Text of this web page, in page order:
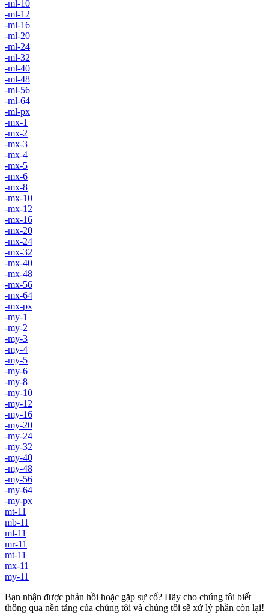
-ml-10
-ml-12
-ml-16
-ml-20
-ml-24
-ml-32
-ml-40
-ml-48
-ml-56
-ml-64
-ml-px
-mx-1
-mx-2
-mx-3
-mx-4
-mx-5
-mx-6
-mx-8
-mx-10
-mx-12
-mx-16
-mx-20
-mx-24
-mx-32
-mx-40
-mx-48
-mx-56
-mx-64
-mx-px
-my-1
-my-2
-my-3
-my-4
-my-5
-my-6
-my-8
-my-10
-my-12
-my-16
-my-20
-my-24
-my-32
-my-40
-my-48
-my-56
-my-64
-my-px
mt-11
mb-11
ml-11
mr-11
mt-11
mx-11
my-11
Bạn nhận được phản hồi hoặc gặp sự cố? Hãy cho chúng tôi biết
thông qua nền tảng của chúng tôi và chúng tôi sẽ xử lý phần còn lại!